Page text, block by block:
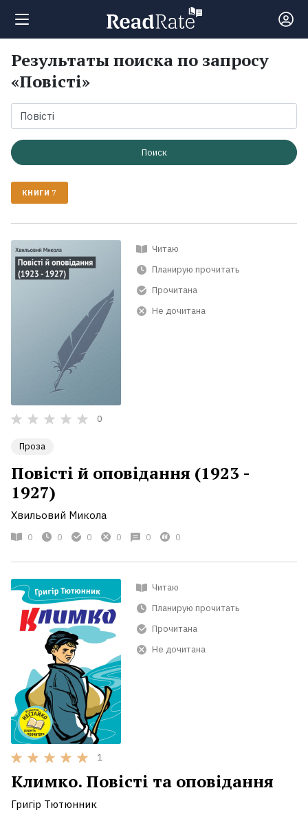
Поиск
Новости
Рейтинги
Книги
Экранизации
Коллекции
Результаты поиска по запросу
«Повісті»
Поиск
КНИГИ 7
Читаю
Планирую прочитать
Прочитана
Не дочитана
0
Проза
Повісті й оповідання (1923 -
1927)
Хвильовий Микола
0 0 0 0 0 0
Читаю
Планирую прочитать
Прочитана
Не дочитана
1
Климко. Повісті та оповідання
Григір Тютюнник